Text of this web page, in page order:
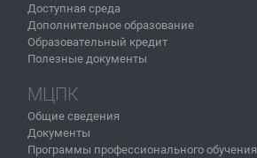
Доступная среда
Дополнительное образование
Образовательный кредит
Полезные документы
МЦПК
Общие сведения
Документы
Программы профессионального обучения